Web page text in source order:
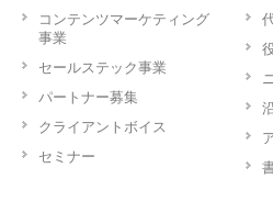
コンテンツマーケティング
事業
セールステック事業
パートナー募集
クライアントボイス
セミナー